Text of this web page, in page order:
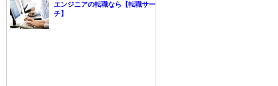
エンジニアの転職なら【転職サー
チ】